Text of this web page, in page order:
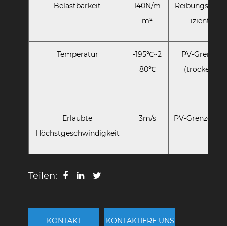
Belastbarkeit
140N/m
m²
Reibungskoeff
izient
Temperatur
-195℃~2
80℃
PV-Grenze
(trocken)
Erlaubte
Höchstgeschwindigkeit
3m/s PV-Grenze (Öl)
Teilen:
KONTAKT KONTAKTIERE UNS